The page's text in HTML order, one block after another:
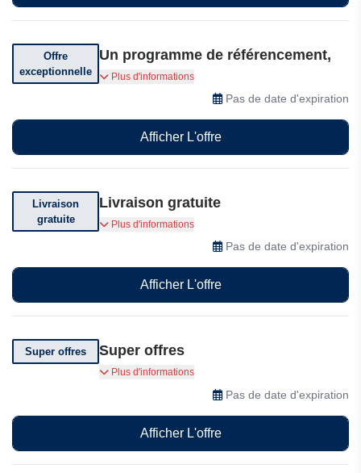
Offre
exceptionnelle
Un programme de référencement,
Un programme de parrainage offrant des
récompenses financières pour chaque
parrainage réussi : Vous recevez €5 sur votre
compte bancaire pour chaque parrainage. 1
parrainage vous rapporte €5. 5 parrainages
vous rapportent €25. 20 parrainages vous
rapportent 100
Plus d'informations
Pas de date d'expiration
Afficher L'offre
Livraison
gratuite
Livraison gratuite
Profitez de la livraison gratuite dès 49€ d'achat
chez 123Consommables.
Plus d'informations
Pas de date d'expiration
Afficher L'offre
Super offres Super offres
Super offres chez 123Consommables
Plus d'informations
Pas de date d'expiration
Afficher L'offre